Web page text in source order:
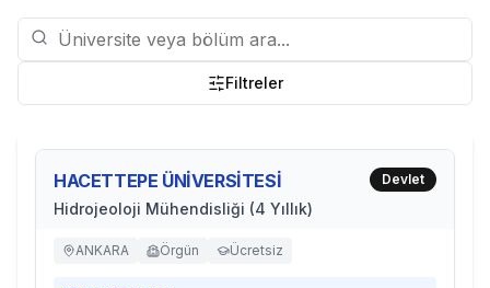
Filtreler
HACETTEPE ÜNİVERSİTESİ
Hidrojeoloji Mühendisliği (4 Yıllık)
Devlet
ANKARA Örgün Ücretsiz